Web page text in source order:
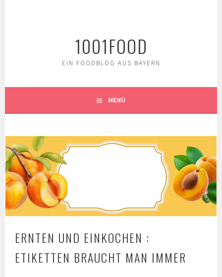
1001FOOD
EIN FOODBLOG AUS BAYERN
MENÜ
ERNTEN UND EINKOCHEN :
ETIKETTEN BRAUCHT MAN IMMER